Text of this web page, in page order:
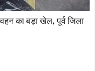
का बड़ा खेल, पूर्व जिला